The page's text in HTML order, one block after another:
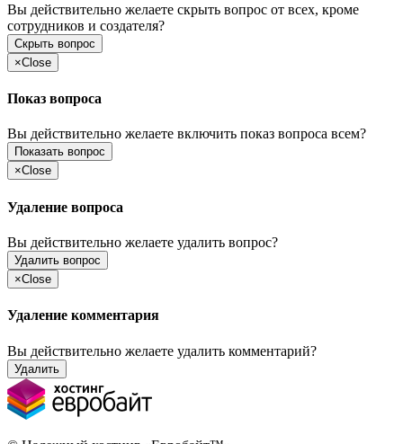
Вы действительно желаете скрыть вопрос от всех, кроме
сотрудников и создателя?
Скрыть вопрос
×Close
Показ вопроса
Вы действительно желаете включить показ вопроса всем?
Показать вопрос
×Close
Удаление вопроса
Вы действительно желаете удалить вопрос?
Удалить вопрос
×Close
Удаление комментария
Вы действительно желаете удалить комментарий?
Удалить